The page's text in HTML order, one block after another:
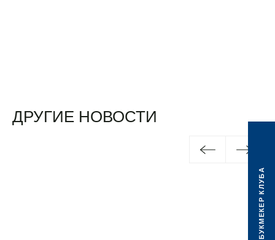
БУКМЕКЕР КЛУБА
ДРУГИЕ НОВОСТИ